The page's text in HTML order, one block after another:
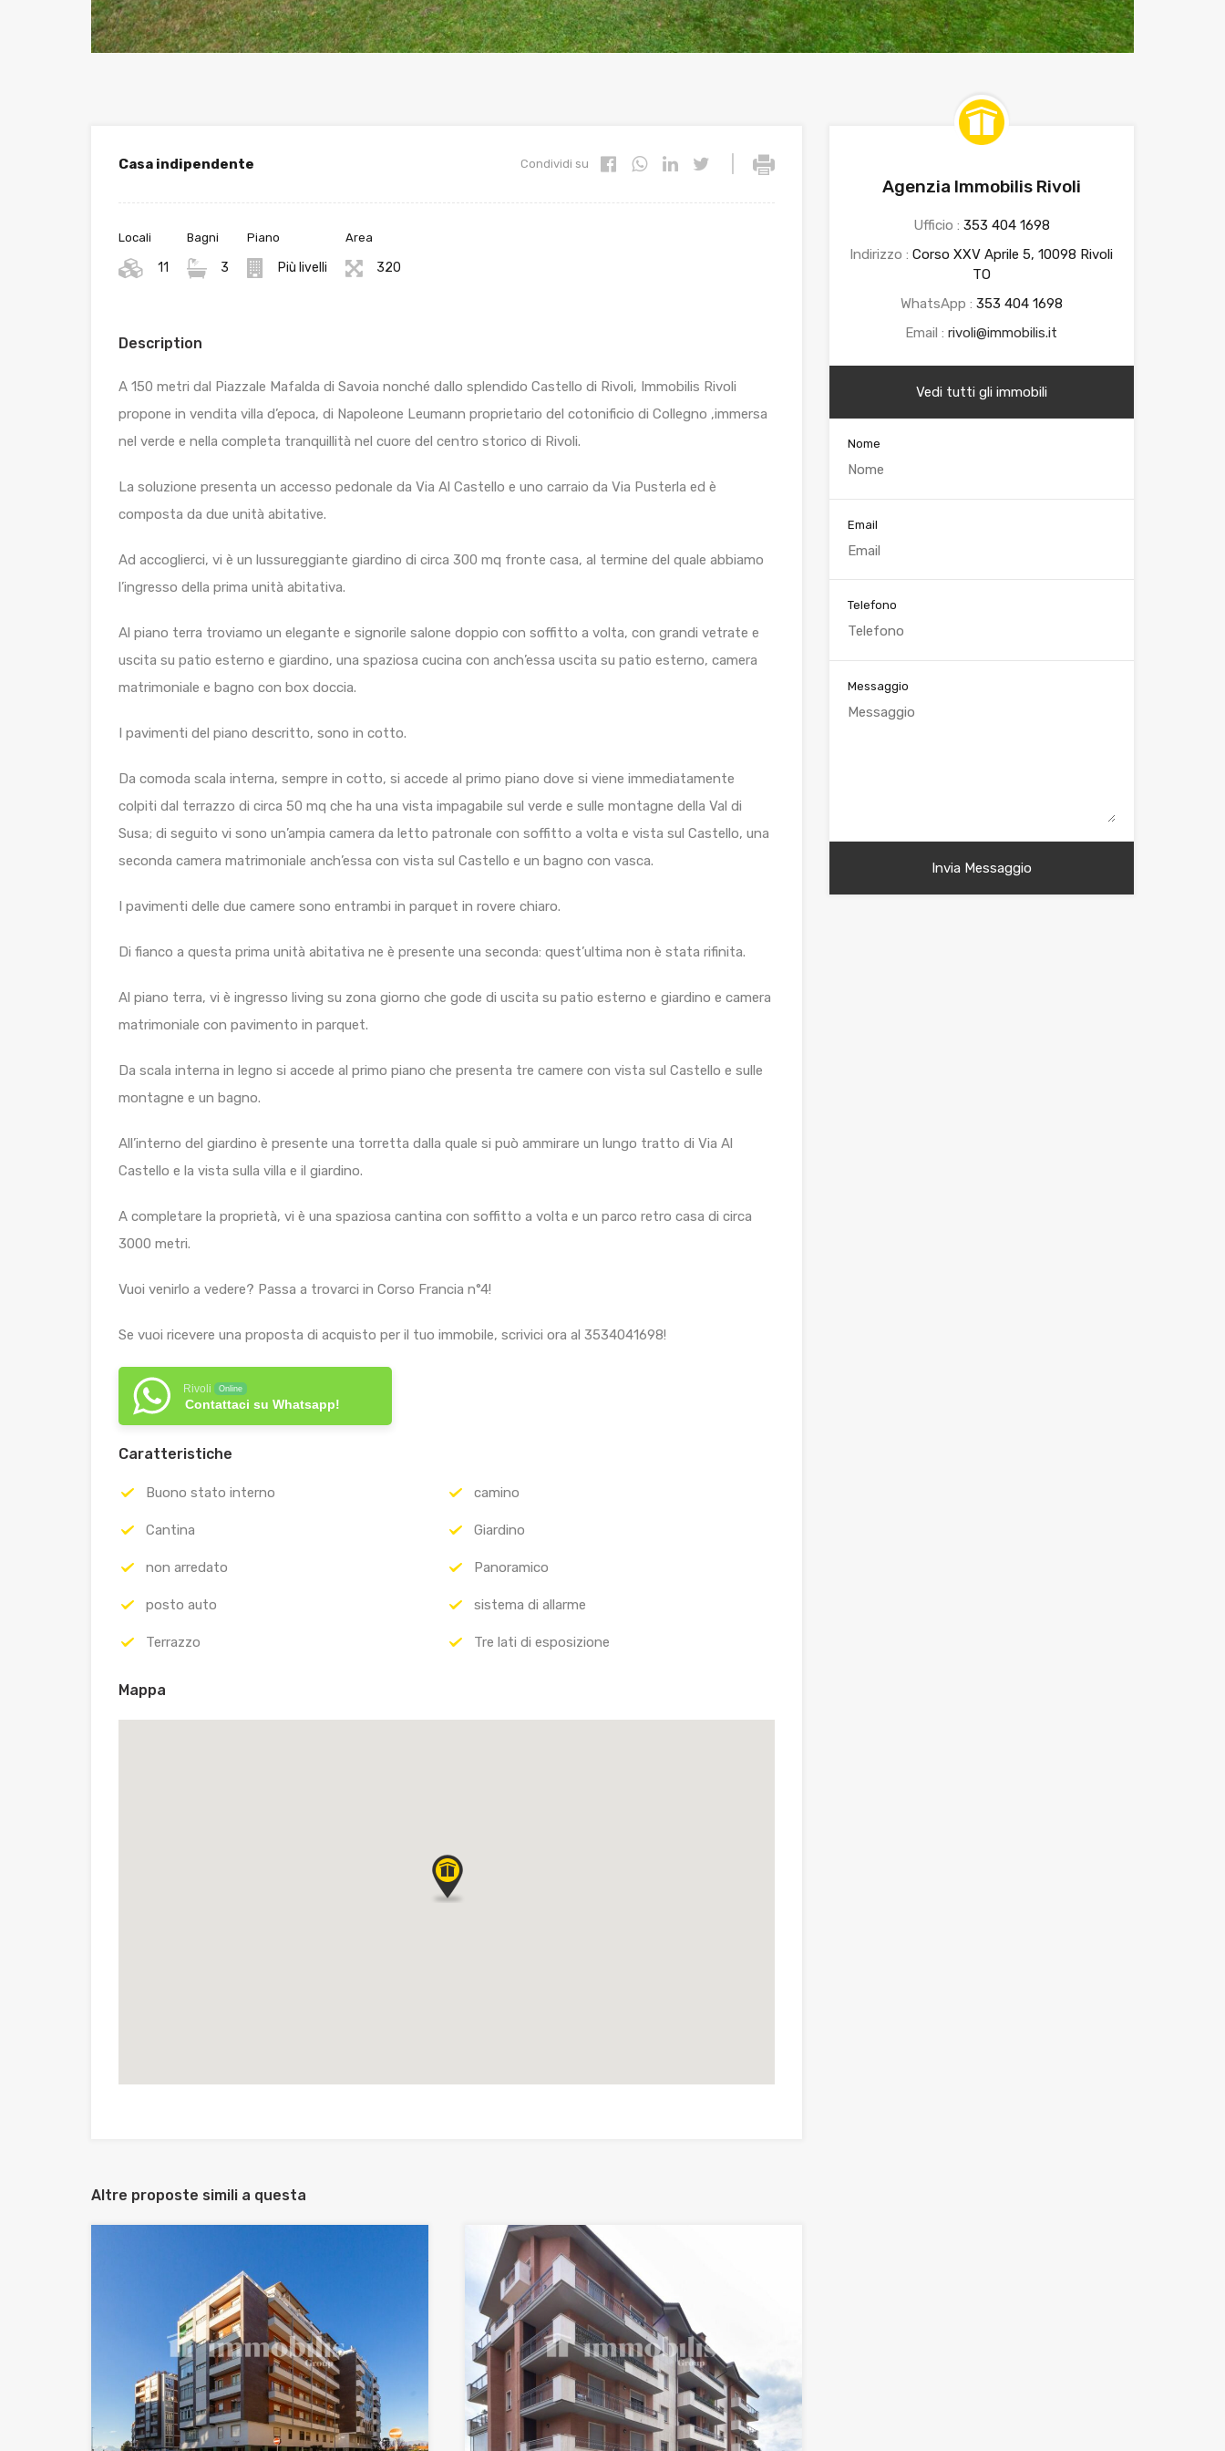
Casa indipendente Condividi su
Locali
11
Bagni
3
Piano
Più livelli
Area
320
Description
A 150 metri dal Piazzale Mafalda di Savoia nonché dallo splendido Castello di Rivoli, Immobilis Rivoli
propone in vendita villa d’epoca, di Napoleone Leumann proprietario del cotonificio di Collegno ,immersa
nel verde e nella completa tranquillità nel cuore del centro storico di Rivoli.
La soluzione presenta un accesso pedonale da Via Al Castello e uno carraio da Via Pusterla ed è
composta da due unità abitative.
Ad accoglierci, vi è un lussureggiante giardino di circa 300 mq fronte casa, al termine del quale abbiamo
l’ingresso della prima unità abitativa.
Al piano terra troviamo un elegante e signorile salone doppio con soffitto a volta, con grandi vetrate e
uscita su patio esterno e giardino, una spaziosa cucina con anch’essa uscita su patio esterno, camera
matrimoniale e bagno con box doccia.
I pavimenti del piano descritto, sono in cotto.
Da comoda scala interna, sempre in cotto, si accede al primo piano dove si viene immediatamente
colpiti dal terrazzo di circa 50 mq che ha una vista impagabile sul verde e sulle montagne della Val di
Susa; di seguito vi sono un’ampia camera da letto patronale con soffitto a volta e vista sul Castello, una
seconda camera matrimoniale anch’essa con vista sul Castello e un bagno con vasca.
I pavimenti delle due camere sono entrambi in parquet in rovere chiaro.
Di fianco a questa prima unità abitativa ne è presente una seconda: quest’ultima non è stata rifinita.
Al piano terra, vi è ingresso living su zona giorno che gode di uscita su patio esterno e giardino e camera
matrimoniale con pavimento in parquet.
Da scala interna in legno si accede al primo piano che presenta tre camere con vista sul Castello e sulle
montagne e un bagno.
All’interno del giardino è presente una torretta dalla quale si può ammirare un lungo tratto di Via Al
Castello e la vista sulla villa e il giardino.
A completare la proprietà, vi è una spaziosa cantina con soffitto a volta e un parco retro casa di circa
3000 metri.
Vuoi venirlo a vedere? Passa a trovarci in Corso Francia n°4!
Se vuoi ricevere una proposta di acquisto per il tuo immobile, scrivici ora al 3534041698!
Rivoli Online
Contattaci su Whatsapp!
Caratteristiche
Buono stato interno camino
Cantina Giardino
non arredato Panoramico
posto auto sistema di allarme
Terrazzo Tre lati di esposizione
Mappa
Altre proposte simili a questa
Agenzia Immobilis Rivoli
Ufficio : 353 404 1698
Indirizzo :Corso XXV Aprile 5, 10098 Rivoli
TO
WhatsApp : 353 404 1698
Email :rivoli@immobilis.it
Vedi tutti gli immobili
Nome
Email
Telefono
Messaggio